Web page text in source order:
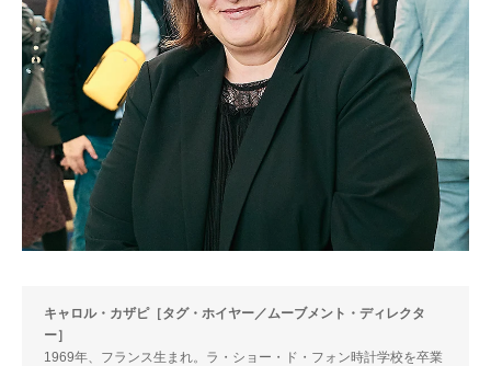
キャロル・カザピ［タグ・ホイヤー／ムーブメント・ディレクタ
ー］
1969年、フランス生まれ。ラ・ショー・ド・フォン時計学校を卒業